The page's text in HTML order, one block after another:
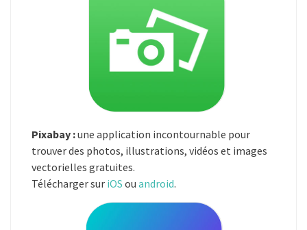
Pixabay :une application incontournable pour
trouver des photos, illustrations, vidéos et images
vectorielles gratuites.
Télécharger sur iOS ou android.